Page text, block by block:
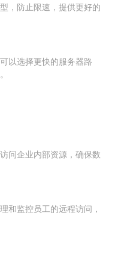
，防止限速，提供更好的
以选择更快的服务器路
问企业内部资源，确保数
和监控员工的远程访问，